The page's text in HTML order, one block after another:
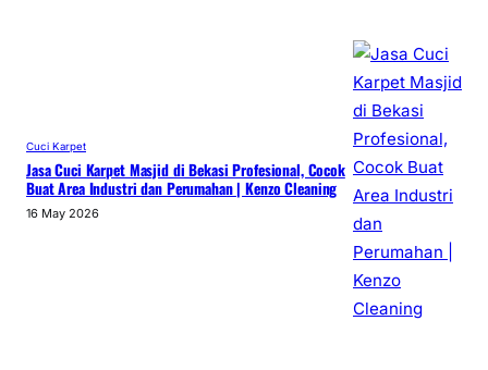
Cuci Karpet
Jasa Cuci Karpet Masjid di Bekasi Profesional, Cocok
Buat Area Industri dan Perumahan | Kenzo Cleaning
16 May 2026